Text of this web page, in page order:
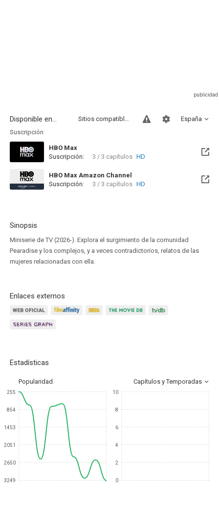
Disponible en... España
Sitios compatibles
Suscripción
HBO Max
Suscripción:
3 / 3 capítulos HD
HBO Max Amazon Channel
Suscripción:
3 / 3 capítulos HD
Sinopsis
Miniserie de TV (2026-). Explora el surgimiento de la comunidad
Pearadise y los complejos, y a veces contradictorios, relatos de las
mujeres relacionadas con ella.
Enlaces externos
Estadísticas
Popularidad Capítulos y Temporadas
255
854
1453
2051
2650
3249
10
8
6
4
2
0